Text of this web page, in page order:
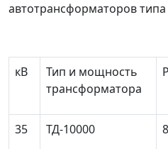
автотрансформаторов
кВ
Тип и мощность
трансформатора
35
ТД-10000